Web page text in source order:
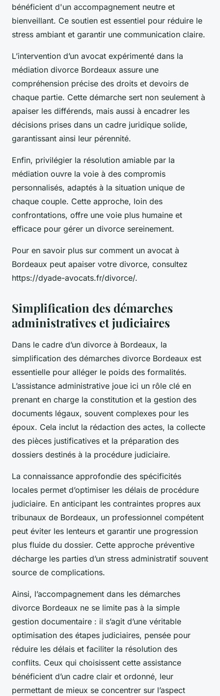
bénéficient d'un accompagnement neutre et
bienveillant. Ce soutien est essentiel pour réduire le
stress ambiant et garantir une communication claire.
L’intervention d’un avocat expérimenté dans la
médiation divorce Bordeaux assure une
compréhension précise des droits et devoirs de
chaque partie. Cette démarche sert non seulement à
apaiser les différends, mais aussi à encadrer les
décisions prises dans un cadre juridique solide,
garantissant ainsi leur pérennité.
Enfin, privilégier la résolution amiable par la
médiation ouvre la voie à des compromis
personnalisés, adaptés à la situation unique de
chaque couple. Cette approche, loin des
confrontations, offre une voie plus humaine et
efficace pour gérer un divorce sereinement.
Pour en savoir plus sur comment un avocat à
Bordeaux peut apaiser votre divorce, consultez
https://dyade-avocats.fr/divorce/.
Simplification des démarches
administratives et judiciaires
Dans le cadre d’un divorce à Bordeaux, la
simplification des démarches divorce Bordeaux est
essentielle pour alléger le poids des formalités.
L’assistance administrative joue ici un rôle clé en
prenant en charge la constitution et la gestion des
documents légaux, souvent complexes pour les
époux. Cela inclut la rédaction des actes, la collecte
des pièces justificatives et la préparation des
dossiers destinés à la procédure judiciaire.
La connaissance approfondie des spécificités
locales permet d’optimiser les délais de procédure
judiciaire. En anticipant les contraintes propres aux
tribunaux de Bordeaux, un professionnel compétent
peut éviter les lenteurs et garantir une progression
plus fluide du dossier. Cette approche préventive
décharge les parties d’un stress administratif souvent
source de complications.
Ainsi, l’accompagnement dans les démarches
divorce Bordeaux ne se limite pas à la simple
gestion documentaire : il s’agit d’une véritable
optimisation des étapes judiciaires, pensée pour
réduire les délais et faciliter la résolution des
conflits. Ceux qui choisissent cette assistance
bénéficient d’un cadre clair et ordonné, leur
permettant de mieux se concentrer sur l’aspect